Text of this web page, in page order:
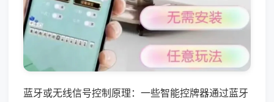
蓝牙或无线信号控制原理：一些智能控牌器通过蓝牙